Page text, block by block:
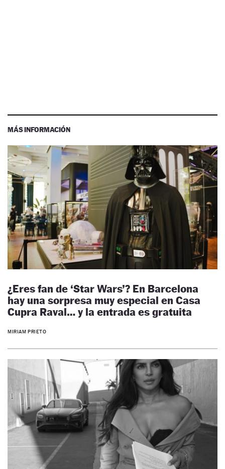
MÁS INFORMACIÓN
¿Eres fan de ‘Star Wars’? En Barcelona
hay una sorpresa muy especial en Casa
Cupra Raval… y la entrada es gratuita
MIRIAM PRIETO